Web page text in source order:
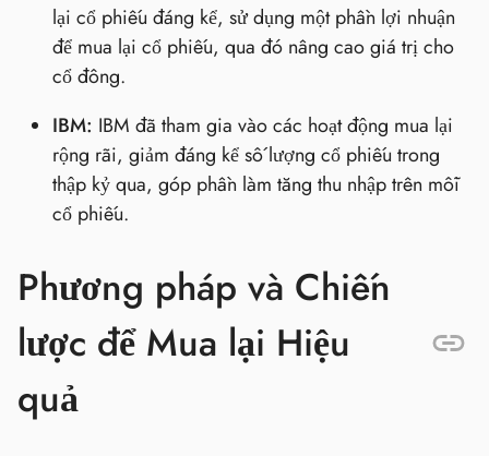
lại cổ phiếu đáng kể, sử dụng một phần lợi nhuận
để mua lại cổ phiếu, qua đó nâng cao giá trị cho
cổ đông.
IBM: IBM đã tham gia vào các hoạt động mua lại
rộng rãi, giảm đáng kể số lượng cổ phiếu trong
thập kỷ qua, góp phần làm tăng thu nhập trên mỗi
cổ phiếu.
Phương pháp và Chiến
lược để Mua lại Hiệu
quả